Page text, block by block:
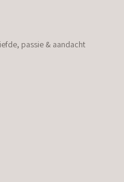
passie & aandacht